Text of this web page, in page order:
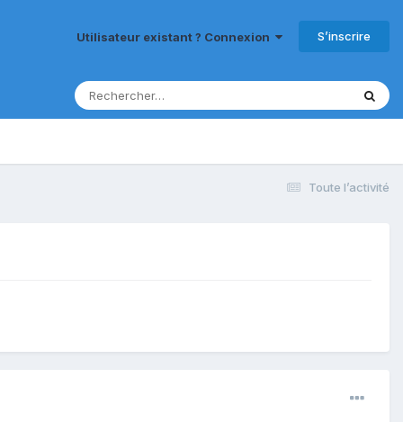
Utilisateur existant ? Connexion S’inscrire
Toute l’activité